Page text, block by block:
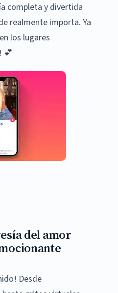
completa y divertida
realmente importa. Ya
los lugares
💕
del amor
Desde